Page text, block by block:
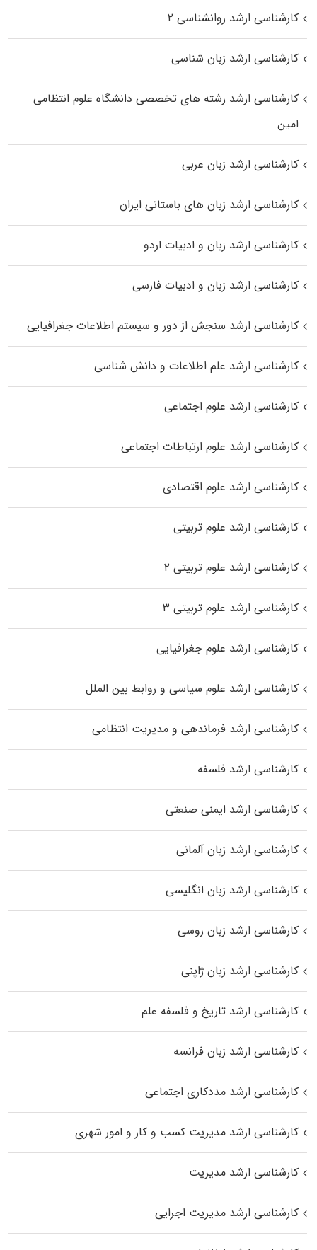
کارشناسی ارشد روانشناسی ۲
کارشناسی ارشد زبان شناسی
کارشناسی ارشد رﺷﺘﻪ ﻫﺎی تخصصی داﻧﺸﮕﺎه ﻋﻠﻮم انتظامی
اﻣﻴﻦ
کارشناسی ارشد زبان عربی
کارشناسی ارشد زبان‌ های باستانی ایران
کارشناسی ارشد زبان و ادبیات اردو
کارشناسی ارشد زبان و ادبیات فارسی
کارشناسی ارشد سنجش از دور و سیستم اطلاعات جغرافیایی
کارشناسی ارشد علم اطلاعات و دانش شناسی
کارشناسی ارشد علوم اجتماعی
کارشناسی ارشد علوم ارتباطات اجتماعی
کارشناسی ارشد علوم اقتصادی
کارشناسی ارشد علوم تربیتی
کارشناسی ارشد علوم تربیتی ۲
کارشناسی ارشد علوم تربیتی ۳
کارشناسی ارشد علوم جغرافیایی
کارشناسی ارشد علوم سیاسی و روابط بین الملل
کارشناسی ارشد فرماندهی و مدیریت انتظامی
کارشناسی ارشد فلسفه
کارشناسی ارشد ایمنی صنعتی
کارشناسی ارشد زبان آلمانی
کارشناسی ارشد زبان انگلیسی
کارشناسی ارشد زبان روسی
کارشناسی ارشد زبان ژاپنی
کارشناسی ارشد تاریخ و فلسفه علم
کارشناسی ارشد زبان فرانسه
کارشناسی ارشد مددکاری اجتماعی
کارشناسی ارشد مدیریت کسب و کار و امور شهری
کارشناسی ارشد مدیریت
کارشناسی ارشد مدیریت اجرایی